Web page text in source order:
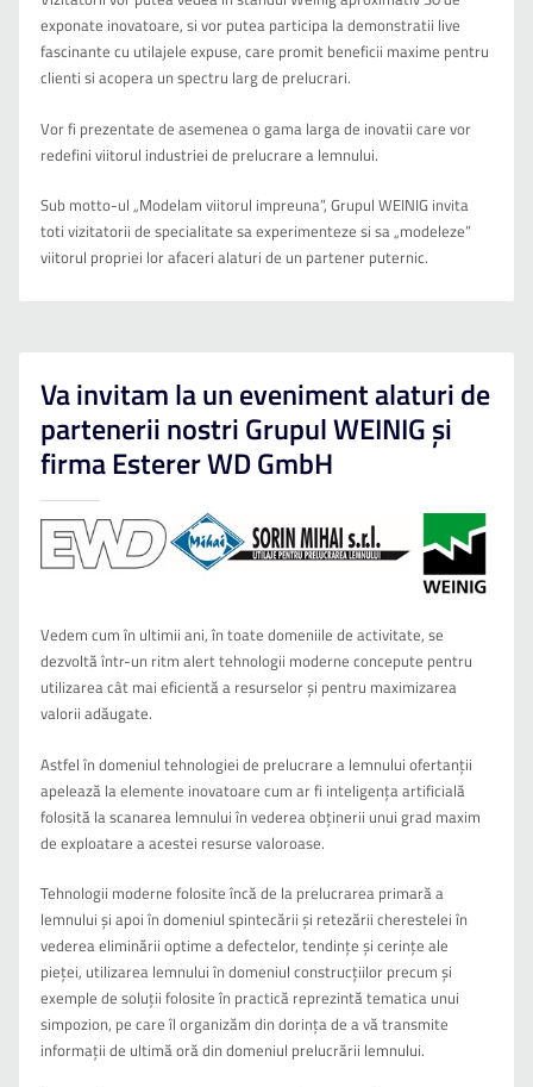
exponate inovatoare, si vor putea participa la demonstratii live
fascinante cu utilajele expuse, care promit beneficii maxime pentru
clienti si acopera un spectru larg de prelucrari.
Vor fi prezentate de asemenea o gama larga de inovatii care vor
redefini viitorul industriei de prelucrare a lemnului.
Sub motto-ul „Modelam viitorul impreuna”, Grupul WEINIG invita
toti vizitatorii de specialitate sa experimenteze si sa „modeleze”
viitorul propriei lor afaceri alaturi de un partener puternic.
Va invitam la un eveniment alaturi de
partenerii nostri Grupul WEINIG și
firma Esterer WD GmbH
Vedem cum în ultimii ani, în toate domeniile de activitate, se
dezvoltă într-un ritm alert tehnologii moderne concepute pentru
utilizarea cât mai eficientă a resurselor și pentru maximizarea
valorii adăugate.
Astfel în domeniul tehnologiei de prelucrare a lemnului ofertanții
apelează la elemente inovatoare cum ar fi inteligența artificială
folosită la scanarea lemnului în vederea obținerii unui grad maxim
de exploatare a acestei resurse valoroase.
Tehnologii moderne folosite încă de la prelucrarea primară a
lemnului și apoi în domeniul spintecării și retezării cherestelei în
vederea eliminării optime a defectelor, tendințe și cerințe ale
pieței, utilizarea lemnului în domeniul construcțiilor precum și
exemple de soluții folosite în practică reprezintă tematica unui
simpozion, pe care îl organizăm din dorința de a vă transmite
informații de ultimă oră din domeniul prelucrării lemnului.